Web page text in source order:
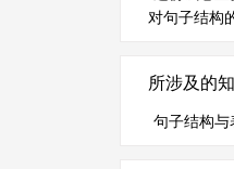
对句子结构
所涉及的
句子结构与